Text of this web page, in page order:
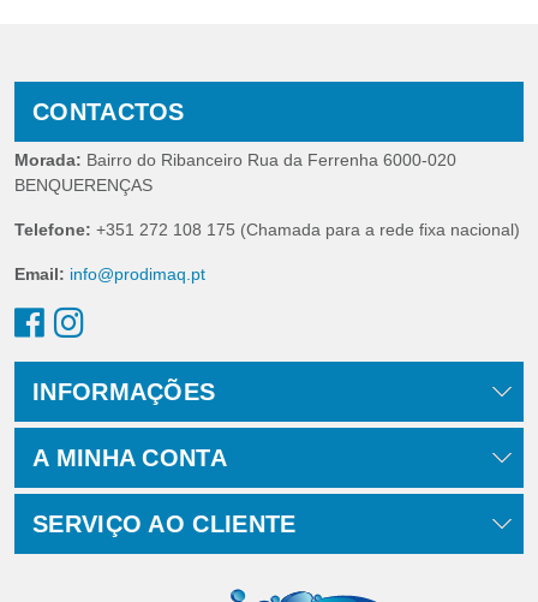
CONTACTOS
Morada: Bairro do Ribanceiro Rua da Ferrenha 6000-020
BENQUERENÇAS
Telefone: +351 272 108 175 (Chamada para a rede fixa nacional)
Email: info@prodimaq.pt
INFORMAÇÕES
A MINHA CONTA
SERVIÇO AO CLIENTE